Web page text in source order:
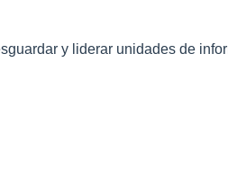
y liderar unidades de